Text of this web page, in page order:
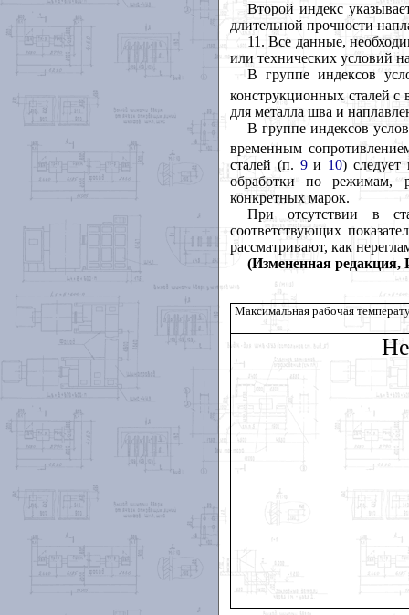
Второй индекс
длительной прочности
11. Все данные,
или технических условий
В группе индексов
конструкционных сталей
для металла шва и
В группе индексов
временным
сталей (п. 9и 10) следует
обработки по режимам,
конкретных марок.
При отсутствии в
соответствующих
рассматривают, как
(Измененная
Максимальная рабочая